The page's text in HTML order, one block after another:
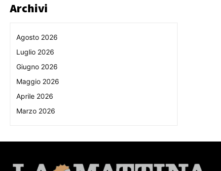
Archivi
Agosto 2026
Luglio 2026
Giugno 2026
Maggio 2026
Aprile 2026
Marzo 2026